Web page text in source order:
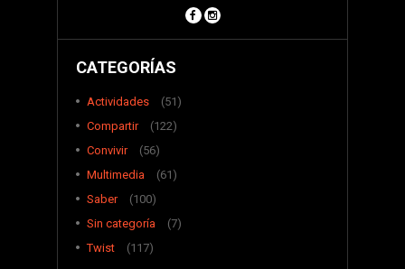
CATEGORÍAS
Actividades
(51)
Compartir
(122)
Convivir
(56)
Multimedia
(61)
Saber
(100)
Sin categoría
(7)
Twist
(117)